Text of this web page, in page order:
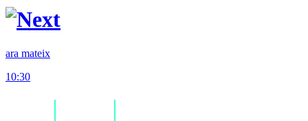
ara mateix
10:30